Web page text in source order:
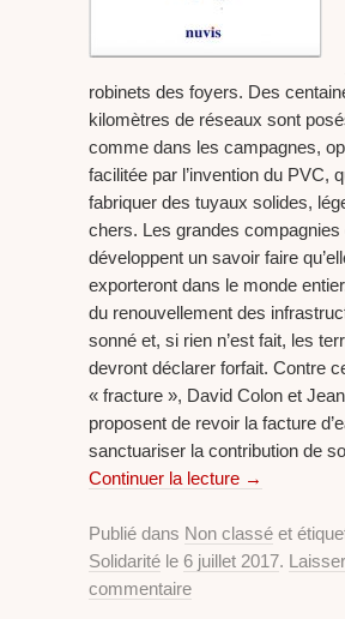
robinets des foyers. Des
kilomètres de réseaux sont
comme dans les campagnes,
facilitée par l’invention du PVC,
fabriquer des tuyaux solides,
chers. Les grandes compagnies
développent un savoir faire
exporteront dans le monde
du renouvellement des
sonné et, si rien n’est fait, les
devront déclarer forfait. Contre
« fracture », David Colon et
proposent de revoir la facture
sanctuariser la contribution de
Continuer la lecture →
Publié dans Non classé et
Solidarité le 6 juillet 2017.
commentaire